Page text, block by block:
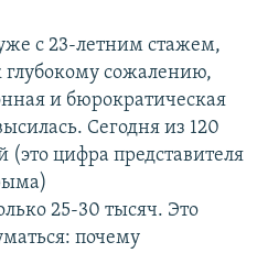
с 23-летним стажем,
глубокому сожалению,
и бюрократическая
Сегодня из 120
цифра представителя
25-30 тысяч. Это
почему